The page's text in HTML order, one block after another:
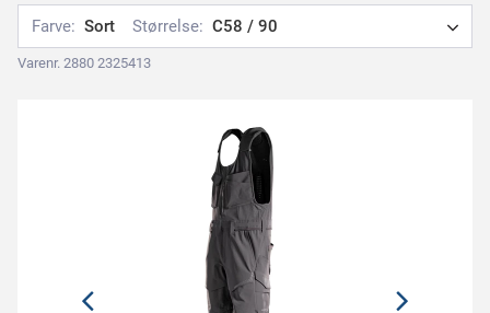
Farve: Sort Størrelse: C58 / 90
Varenr. 2880 2325413